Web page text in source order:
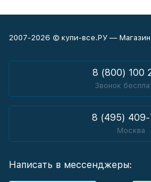
2007-2026 © купи-все.РУ — Магазин
8 (800) 100
Звонок
8 (495) 409-
Москва
Написать в мессенджеры: